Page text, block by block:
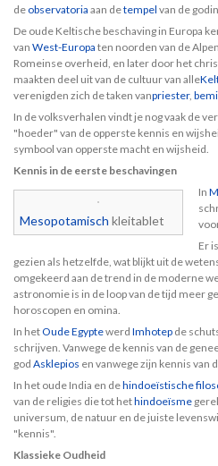
de observatoria aan detempel van de
De oude Keltische beschaving in Europa
van West-Europa ten noorden van de
Romeinse overheid, en later door het
maakten deel uit van de cultuur van alle
verenigden zich de taken vanpriester,
In de volksverhalen vindt je nog vaak de
"hoeder" van de opperste kennis en
symbool van opperste macht en wijsheid.
Kennis in de eerste beschavingen
Mesopotamisch kleitablet
In
Er
gezien als hetzelfde, wat blijkt uit de
omgekeerd aan de trend in de moderne
astronomie is in de loop van de tijd meer
horoscopen en omina.
In hetOude Egyptewerd Imhotep de
schrijven. Vanwege de kennis van de
god Asklepios en vanwege zijn kennis
In het oude India en dehindoeïstische
van de religies die tot hethindoeïsme
universum, de natuur en de juiste
"kennis".
Klassieke Oudheid